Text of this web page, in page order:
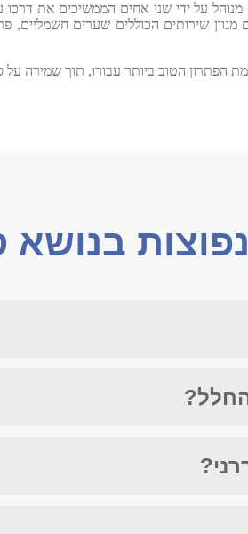
הטוב ביותר עבורו, תוך שמירה על
בנושא